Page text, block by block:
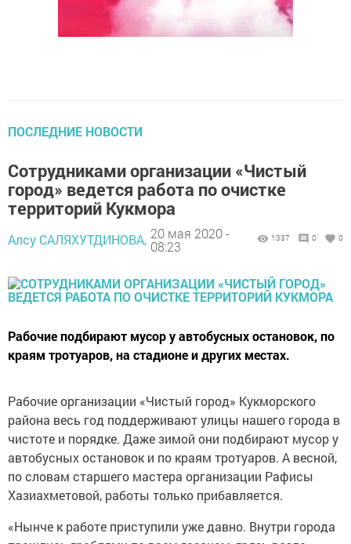
ПОСЛЕДНИЕ НОВОСТИ
Сотрудниками организации «Чистый
город» ведется работа по очистке
территорий Кукмора
Алсу САЛЯХУТДИНОВА, 20 мая 2020 -
08:23
1337 0 0
Рабочие подбирают мусор у автобусных остановок, по
краям тротуаров, на стадионе и других местах.
Рабочие организации «Чистый город» Кукморского
района весь год поддерживают улицы нашего города в
чистоте и порядке. Даже зимой они подбирают мусор у
автобусных остановок и по краям тротуаров. А весной,
по словам старшего мастера организации Рафисы
Хазиахметовой, работы только прибавляется.
«Нынче к работе приступили уже давно. Внутри города